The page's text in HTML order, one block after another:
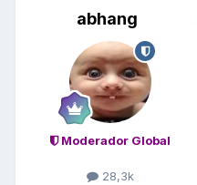
abhang
Moderador Global
28,3k